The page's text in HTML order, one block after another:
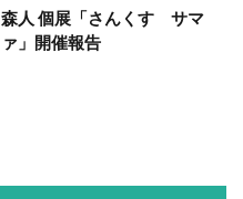
森人 個展「さんくす サマ
ァ」開催報告